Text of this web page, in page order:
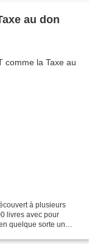
au don
à plusieurs
livres avec pour
quelque sorte un